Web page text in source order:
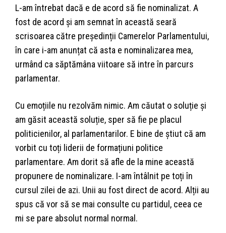
L-am întrebat dacă e de acord să fie nominalizat. A
fost de acord și am semnat în această seară
scrisoarea către președinții Camerelor Parlamentului,
în care i-am anunțat că asta e nominalizarea mea,
urmând ca săptămâna viitoare să intre în parcurs
parlamentar.
Cu emoțiile nu rezolvăm nimic. Am căutat o soluție și
am găsit această soluție, sper să fie pe placul
politicienilor, al parlamentarilor. E bine de știut că am
vorbit cu toți liderii de formațiuni politice
parlamentare. Am dorit să afle de la mine această
propunere de nominalizare. I-am întâlnit pe toți în
cursul zilei de azi. Unii au fost direct de acord. Alții au
spus că vor să se mai consulte cu partidul, ceea ce
mi se pare absolut normal normal.